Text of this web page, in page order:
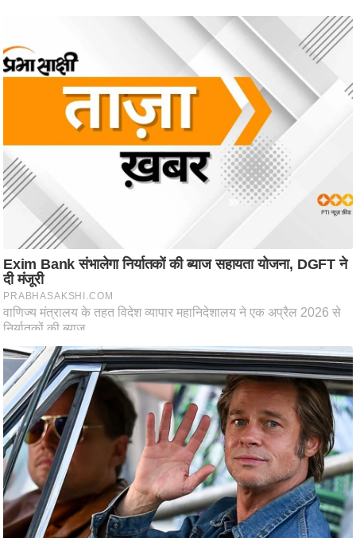
स
मी
र्म
ज्यो
ति
भु
म
हि
मा
/
ध
र्म
स्थ
ल
व्र
त
त्यो
हा
र